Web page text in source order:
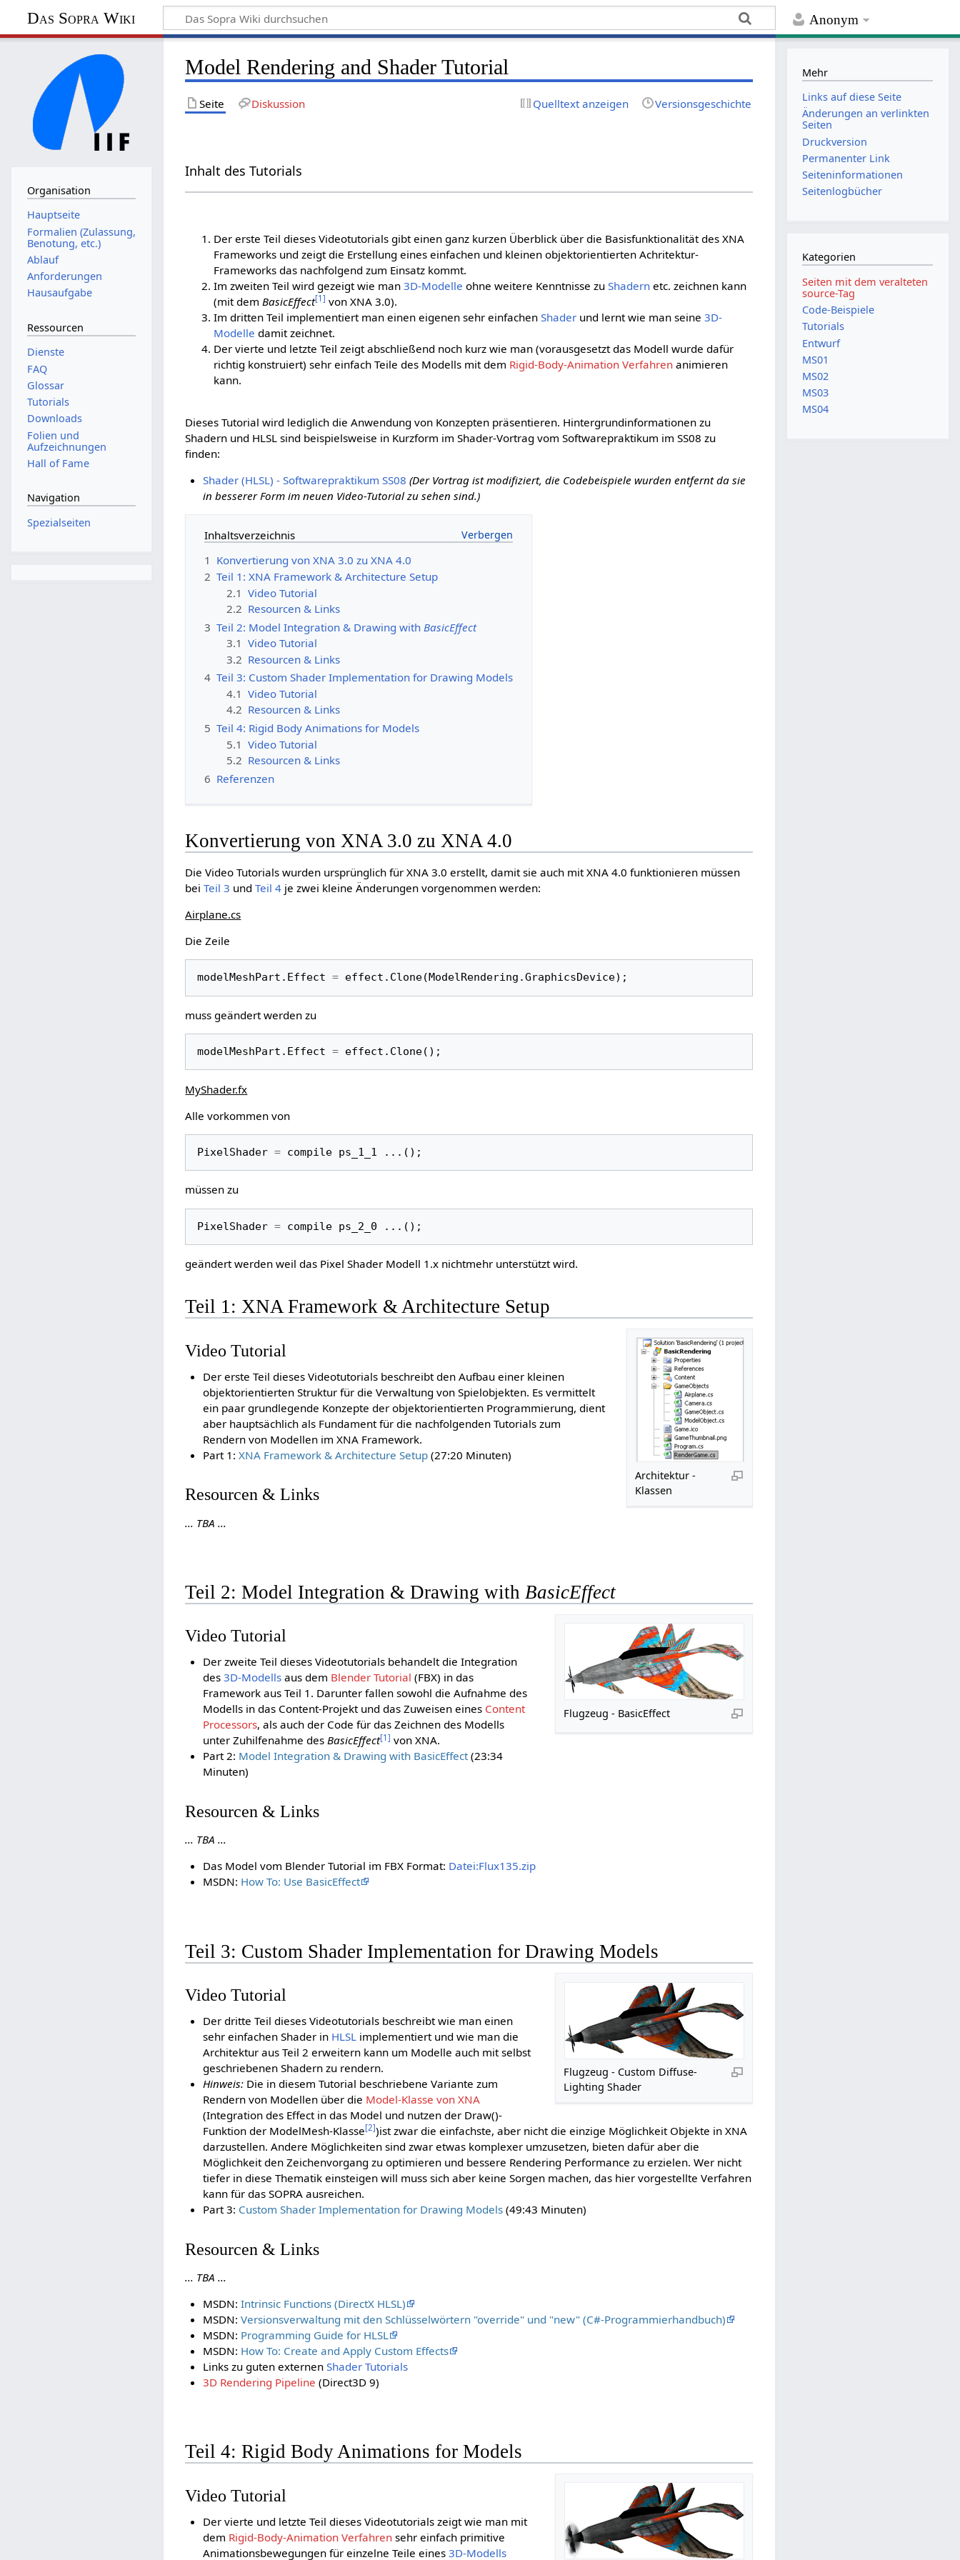
Anonym
Das Sopra Wiki
Model Rendering and Shader Tutorial
Seite Diskussion Quelltext anzeigen Versionsgeschichte
Inhalt des Tutorials
Der erste Teil dieses Videotutorials gibt einen ganz kurzen Überblick über die Basisfunktionalität des XNA
Frameworks und zeigt die Erstellung eines einfachen und kleinen objektorientierten Achritektur-
Frameworks das nachfolgend zum Einsatz kommt.
Im zweiten Teil wird gezeigt wie man3D-Modelle ohne weitere Kenntnisse zuShadern etc. zeichnen kann
(mit dem BasicEffect[1] von XNA 3.0).
Im dritten Teil implementiert man einen eigenen sehr einfachenShader und lernt wie man seine3D-
Modelle damit zeichnet.
Der vierte und letzte Teil zeigt abschließend noch kurz wie man (vorausgesetzt das Modell wurde dafür
richtig konstruiert) sehr einfach Teile des Modells mit dem Rigid-Body-Animation Verfahren animieren
kann.
Dieses Tutorial wird lediglich die Anwendung von Konzepten präsentieren. Hintergrundinformationen zu
Shadern und HLSL sind beispielsweise in Kurzform im Shader-Vortrag vom Softwarepraktikum im SS08 zu
finden:
Shader (HLSL) - Softwarepraktikum SS08 (Der Vortrag ist modifiziert, die Codebeispiele wurden entfernt da sie
in besserer Form im neuen Video-Tutorial zu sehen sind.)
Inhaltsverzeichnis
1 Konvertierung von XNA 3.0 zu XNA 4.0
2 Teil 1: XNA Framework & Architecture Setup
2.1 Video Tutorial
2.2 Resourcen & Links
3 Teil 2: Model Integration & Drawing with BasicEffect
3.1 Video Tutorial
3.2 Resourcen & Links
4 Teil 3: Custom Shader Implementation for Drawing Models
4.1 Video Tutorial
4.2 Resourcen & Links
5 Teil 4: Rigid Body Animations for Models
5.1 Video Tutorial
5.2 Resourcen & Links
6 Referenzen
Konvertierung von XNA 3.0 zu XNA 4.0
Die Video Tutorials wurden ursprünglich für XNA 3.0 erstellt, damit sie auch mit XNA 4.0 funktionieren müssen
beiTeil 3 undTeil 4 je zwei kleine Änderungen vorgenommen werden:
Airplane.cs
Die Zeile
modelMeshPart . Effect = effect . Clone( ModelRendering .GraphicsDevice);
muss geändert werden zu
modelMeshPart . Effect = effect . Clone();
MyShader.fx
Alle vorkommen von
PixelShader = compile ps_1_1 ...();
müssen zu
PixelShader = compile ps_2_0 ...();
geändert werden weil das Pixel Shader Modell 1.x nichtmehr unterstützt wird.
Teil 1: XNA Framework & Architecture Setup
Architektur -
Klassen
Video Tutorial
Der erste Teil dieses Videotutorials beschreibt den Aufbau einer kleinen
objektorientierten Struktur für die Verwaltung von Spielobjekten. Es vermittelt
ein paar grundlegende Konzepte der objektorientierten Programmierung, dient
aber hauptsächlich als Fundament für die nachfolgenden Tutorials zum
Rendern von Modellen im XNA Framework.
Part 1: XNA Framework & Architecture Setup(27:20 Minuten)
Resourcen & Links
... TBA ...
Teil 2: Model Integration & Drawing with BasicEffect
Flugzeug - BasicEffect
Video Tutorial
Der zweite Teil dieses Videotutorials behandelt die Integration
des 3D-Modellsaus dem Blender Tutorial (FBX) in das
Framework aus Teil 1. Darunter fallen sowohl die Aufnahme des
Modells in das Content-Projekt und das Zuweisen eines Content
Processors, als auch der Code für das Zeichnen des Modells
unter Zuhilfenahme des BasicEffect[1 ] von XNA.
Part 2: Model Integration & Drawing with BasicEffect(23:34
Minuten)
Resourcen & Links
... TBA ...
Das Model vom Blender Tutorial im FBX Format: Datei:Flux135.zip
MSDN: How To: Use BasicEffect
Teil 3: Custom Shader Implementation for Drawing Models
Flugzeug - Custom Diffuse-
Lighting Shader
Video Tutorial
Der dritte Teil dieses Videotutorials beschreibt wie man einen
sehr einfachen Shader in HLSLimplementiert und wie man die
Architektur aus Teil 2 erweitern kann um Modelle auch mit selbst
geschriebenen Shadern zu rendern.
Hinweis:Die in diesem Tutorial beschriebene Variante zum
Rendern von Modellen über die Model-Klasse von XNA
(Integration des Effect in das Model und nutzen der Draw()-
Funktion der ModelMesh-Klasse[2])ist zwar die einfachste, aber nicht die einzige Möglichkeit Objekte in XNA
darzustellen. Andere Möglichkeiten sind zwar etwas komplexer umzusetzen, bieten dafür aber die
Möglichkeit den Zeichenvorgang zu optimieren und bessere Rendering Performance zu erzielen. Wer nicht
tiefer in diese Thematik einsteigen will muss sich aber keine Sorgen machen, das hier vorgestellte Verfahren
kann für das SOPRA ausreichen.
Part 3: Custom Shader Implementation for Drawing Models(49:43 Minuten)
Resourcen & Links
... TBA ...
MSDN: Intrinsic Functions (DirectX HLSL)
MSDN: Versionsverwaltung mit den Schlüsselwörtern "override" und "new" (C#-Programmierhandbuch)
MSDN: Programming Guide for HLSL
MSDN: How To: Create and Apply Custom Effects
Links zu guten externen Shader Tutorials
3D Rendering Pipeline (Direct3D 9)
Teil 4: Rigid Body Animations for Models
Video Tutorial
Der vierte und letzte Teil dieses Videotutorials zeigt wie man mit
dem Rigid-Body-Animation Verfahrensehr einfach primitive
Animationsbewegungen für einzelne Teile eines 3D-Modells
Organisation
Hauptseite
Formalien (Zulassung,
Benotung, etc.)
Ablauf
Anforderungen
Hausaufgabe
Ressourcen
Dienste
FAQ
Glossar
Tutorials
Downloads
Folien und
Aufzeichnungen
Hall of Fame
Navigation
Spezialseiten
Mehr
Links auf diese Seite
Änderungen an verlinkten
Seiten
Druckversion
Permanenter Link
Seiten­­informationen
Seitenlogbücher
Kategorien
Seiten mit dem veralteten
source-Tag
Code-Beispiele
Tutorials
Entwurf
MS01
MS02
MS03
MS04